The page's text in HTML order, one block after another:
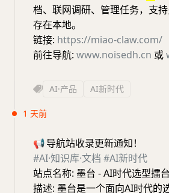
档、联网调研、管理任务，支
存在本地。
链接: https://miao-claw.com/
前往导航: www.noisedh.cn 或
AI·产品 AI新时代
1 天前
📢导航站收录更新通知！
#AI·知识库·文档 #AI新时代
站点名称: 墨台 - AI时代选型擂台
描述: 墨台是一个面向AI时代的